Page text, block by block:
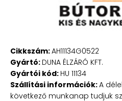
Cikkszám:AH11134G0522
Gyártó: DUNA ÉLZÁRÓ KFT.
Gyártói kód: HU 11134
Szállítási információk:A
következő munkanap tudjuk